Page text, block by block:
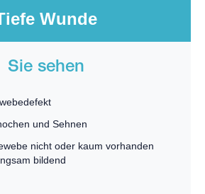
Wunde
Sie sehen
und Sehnen
nicht oder kaum vorhanden
bildend